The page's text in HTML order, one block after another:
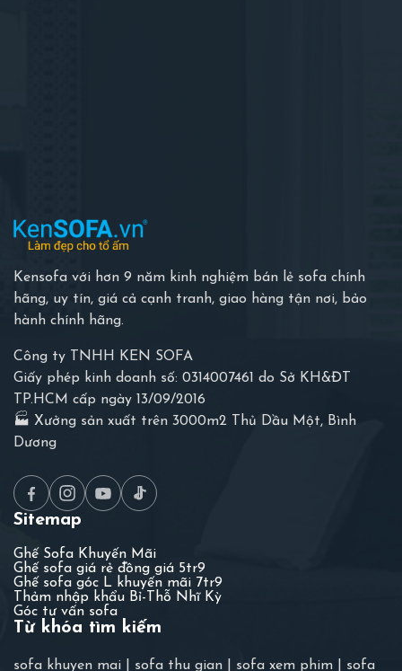
Sitemap
Ghế Sofa Khuyến Mãi
Ghế sofa giá rẻ đồng giá 5tr9
Ghế sofa góc L khuyến mãi 7tr9
Thảm nhập khẩu Bỉ-Thỗ Nhĩ Kỳ
Góc tư vấn sofa
Kensofa với hơn 9 năm kinh nghiệm bán lẻ sofa chính
hãng, uy tín, giá cả cạnh tranh, giao hàng tận nơi, bảo
hành chính hãng.
Công ty TNHH KEN SOFA
Giấy phép kinh doanh số: 0314007461 do Sở KH&ĐT
TP.HCM cấp ngày 13/09/2016
🏭 Xưởng sản xuất trên 3000m2 Thủ Dầu Một, Bình
Dương
Từ khóa tìm kiếm
sofa khuyen mai sofa thu gian sofa xem phim sofa